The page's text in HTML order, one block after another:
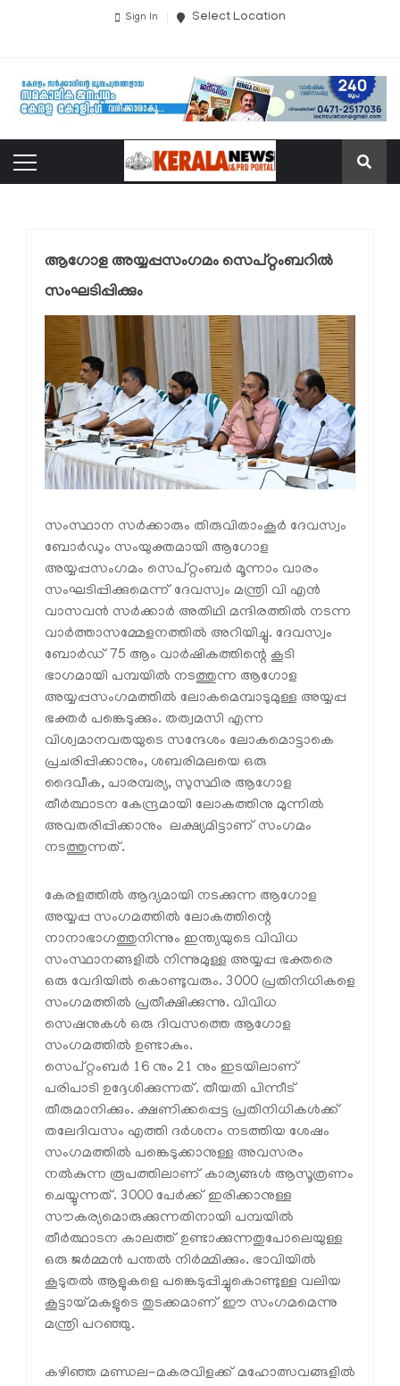
Sign In Select Location
ആഗോള അയ്യപ്പസംഗമം സെപ്റ്റംബറിൽ
സംഘടിപ്പിക്കും
സംസ്ഥാന സർക്കാരും തിരുവിതാംകൂർ ദേവസ്വം
ബോർഡും സംയുക്തമായി ആഗോള
അയ്യപ്പസംഗമം സെപ്റ്റംബർ മൂന്നാം വാരം
സംഘടിപ്പിക്കുമെന്ന് ദേവസ്വം മന്ത്രി വി എൻ
വാസവൻ സർക്കാർ അതിഥി മന്ദിരത്തിൽ നടന്ന
വാർത്താസമ്മേളനത്തിൽ അറിയിച്ചു. ദേവസ്വം
ബോർഡ് 75 ആം വാർഷികത്തിന്റെ കൂടി
ഭാഗമായി പമ്പയിൽ നടത്തുന്ന ആഗോള
അയ്യപ്പസംഗമത്തിൽ ലോകമെമ്പാടുമുള്ള അയ്യപ്പ
ഭക്തർ പങ്കെടുക്കും. തത്വമസി എന്ന
വിശ്വമാനവതയുടെ സന്ദേശം ലോകമൊട്ടാകെ
പ്രചരിപ്പിക്കാനും, ശബരിമലയെ ഒരു
ദൈവീക, പാരമ്പര്യ, സുസ്ഥിര ആഗോള
തീർത്ഥാടന കേന്ദ്രമായി ലോകത്തിനു മുന്നിൽ
അവതരിപ്പിക്കാനും ലക്ഷ്യമിട്ടാണ് സംഗമം
നടത്തുന്നത്.
കേരളത്തിൽ ആദ്യമായി നടക്കുന്ന ആഗോള
അയ്യപ്പ സംഗമത്തിൽ ലോകത്തിന്റെ
നാനാഭാഗത്തുനിന്നും ഇന്ത്യയുടെ വിവിധ
സംസ്ഥാനങ്ങളിൽ നിന്നുമുള്ള അയ്യപ്പ ഭക്തരെ
ഒരു വേദിയിൽ കൊണ്ടുവരും. 3000 പ്രതിനിധികളെ
സംഗമത്തിൽ പ്രതീക്ഷിക്കുന്നു. വിവിധ
സെഷനുകൾ ഒരു ദിവസത്തെ ആഗോള
സംഗമത്തിൽ ഉണ്ടാകും.
സെപ്റ്റംബർ 16 നും 21 നും ഇടയിലാണ്
പരിപാടി ഉദ്ദേശിക്കുന്നത്. തീയതി പിന്നീട്
തീരുമാനിക്കും. ക്ഷണിക്കപ്പെട്ട പ്രതിനിധികൾക്ക്
തലേദിവസം എത്തി ദർശനം നടത്തിയ ശേഷം
സംഗമത്തിൽ പങ്കെടുക്കാനുള്ള അവസരം
നൽകുന്ന രൂപത്തിലാണ് കാര്യങ്ങൾ ആസൂത്രണം
ചെയ്യുന്നത്. 3000 പേർക്ക് ഇരിക്കാനുള്ള
സൗകര്യമൊരുക്കുന്നതിനായി പമ്പയിൽ
തീർത്ഥാടന കാലത്ത് ഉണ്ടാക്കുന്നതുപോലെയുള്ള
ഒരു ജർമ്മൻ പന്തൽ നിർമ്മിക്കും. ഭാവിയിൽ
കൂടുതൽ ആളുകളെ പങ്കെടുപ്പിച്ചുകൊണ്ടുള്ള വലിയ
കൂട്ടായ്മകളുടെ തുടക്കമാണ് ഈ സംഗമമെന്നു
മന്ത്രി പറഞ്ഞു.
കഴിഞ്ഞ മണ്ഡല-മകരവിളക്ക് മഹോത്സവങ്ങളിൽ